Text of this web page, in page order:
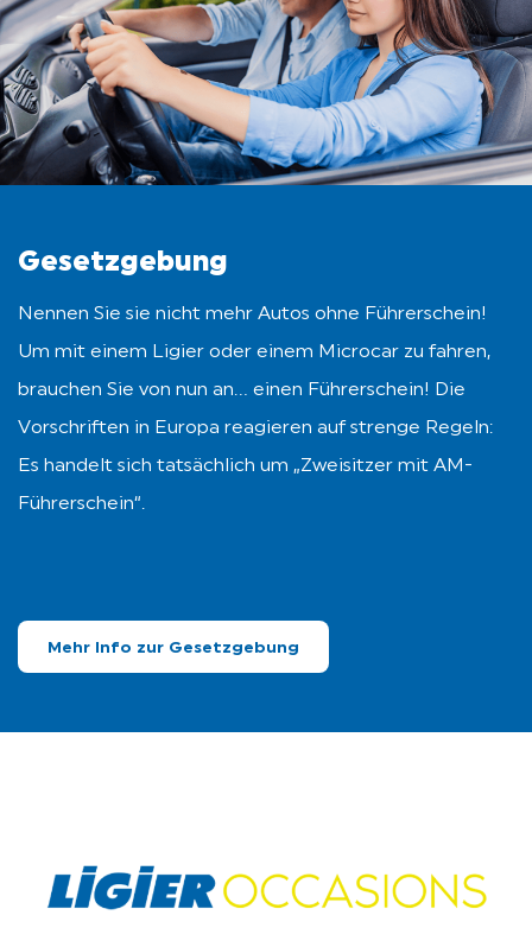
Gesetzgebung
Nennen Sie sie nicht mehr Autos ohne Führerschein!
Um mit einem Ligier oder einem Microcar zu fahren,
brauchen Sie von nun an… einen Führerschein! Die
Vorschriften in Europa reagieren auf strenge Regeln:
Es handelt sich tatsächlich um „Zweisitzer mit AM-
Führerschein“.
Mehr Info zur Gesetzgebung